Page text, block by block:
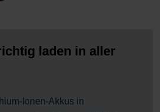
laden in aller
Ionen-Akkus in